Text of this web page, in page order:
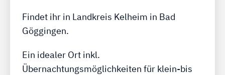
Findet ihr in Landkreis Kelheim in Bad
Göggingen.
Ein idealer Ort inkl.
Übernachtungsmöglichkeiten für klein-bis